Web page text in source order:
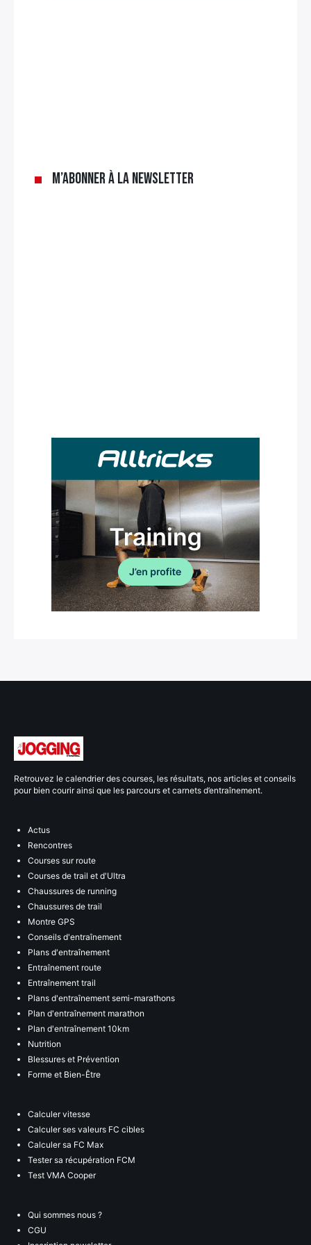
M’abonner à la newsletter
Retrouvez le calendrier des courses, les résultats, nos articles et conseils
pour bien courir ainsi que les parcours et carnets d’entraînement.
Actus
Rencontres
Courses sur route
Courses de trail et d'Ultra
Chaussures de running
Chaussures de trail
Montre GPS
Conseils d'entraînement
Plans d'entraînement
Entraînement route
Entraînement trail
Plans d'entraînement semi-marathons
Plan d'entraînement marathon
Plan d'entraînement 10km
Nutrition
Blessures et Prévention
Forme et Bien-Être
Calculer vitesse
Calculer ses valeurs FC cibles
Calculer sa FC Max
Tester sa récupération FCM
Test VMA Cooper
Qui sommes nous ?
CGU